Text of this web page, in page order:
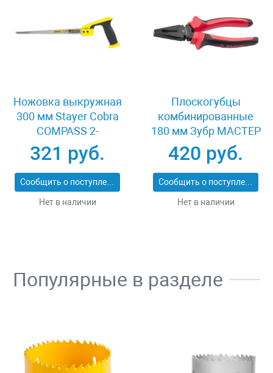
Ножовка выкружная
300 мм Stayer Cobra
COMPASS 2-
15087_z02
321 руб.
Сообщить о поступлении
Нет в наличии
Плоскогубцы
комбинированные
180 мм Зубр МАСТЕР
22015-1-18_z01
420 руб.
Сообщить о поступлении
Нет в наличии
Популярные в разделе